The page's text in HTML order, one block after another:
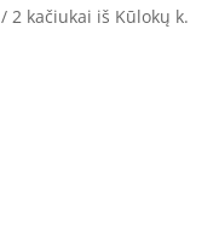
/ 2 kačiukai iš Kūlokų k.